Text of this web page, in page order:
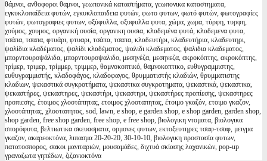
θάμνοι, ανθοφοροι θαμνοι, γεωπονικά καταστήματα, γεωπονικα καταστηματα,
εγκυκλοπαίδεια φυτών, εγκυκλοπαιδεια φυτών, φωτο φυτων, φωτό φυτών, φωτογραφίες
φυτών, φωτογραφιες φυτων, οξύφυλλα, οξυφυλλα φυτα, χώμα, χωμα, τύρφη, τυρφη,
χούμος, χουμος, οργανική ουσία, οργανικη ουσια, κλαδεμένα φυτά, κλαδεμενα φυτα,
τσάπα, τσαπα, φτυάρι, φτυαρι, τσάπα, τσαπα, κλαδευτήρι, κλαδευτήρια, κλαδευτηρι,
ψαλίδια κλαδέματος, ψαλίδι κλαδέματος, ψαλιδι κλαδεματος, ψαλιδια κλαδεματος,
μπορντουροψάλιδα, μπορντουροψαλιδο, μεσηνέζα, μεσηνεζα, ακροκόπτης, ακροκόπτης,
τρίμερ, τριμερ, τρίμμερ, τριμμερ, θαμνοκοπτικό, θαμνοκοπτικο, ευθυγραμμιστης,
ευθυγραμμιστής, κλαδοφάγος, κλαδοφαγος, θρυμματιστής κλαδιών, θρυμματιστης
κλαδιων, ψεκαστικά συγκροτήματα, ψεκαστικα συγκροτηματα, ψεκαστικά, ψεκαστικα,
ψεκαστήρες, ψεκαστηρες, ψεκαστήρι, ψεκαστηρι, ψεκαστήρες προπίεσης, ψεκαστηρες
προπιεσης, έτοιμος χλοοτάπητας, ετοιμος χλοοταπητας, έτοιμο γκαζόν, ετοιμο γκαζον,
χλοοτάπητας, χλοοταπητας, sod, lawn, e shop, e garden shop, e shop garden, garden shop,
shop garden, free shop garden, free shop, e free shop, βιολογικη ντοματα, βιολογικα
σπορόφυτα, βελτιωτικα σκευασματα, ορμονες φυτων, εκτοξευτηρες τσαφ-τσαφ, μειγμα
γκαζον, ακαρεοκτόνα, λιπασμα 20-20-20, 30-10-10, βιολογικη προστασία φυτων,
πατατοσπορος, σακοι μανιταριών, μουσαμάδες, διχτυά σκίασης λαχανικών, pop-up
γραναζωτα γηπέδων, ζιζανιοκτόνα